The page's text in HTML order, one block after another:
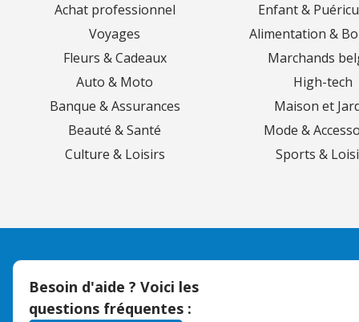
Achat professionnel
Enfant &
Voyages
Alimentation &
Fleurs & Cadeaux
Marchands
Auto & Moto
High-tech
Banque & Assurances
Maison et
Beauté & Santé
Mode &
Culture & Loisirs
Sports &
Besoin d'aide ? Voici les
questions fréquentes :